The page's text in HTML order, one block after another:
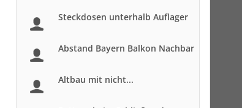
Steckdosen unterhalb Auflager
Abstand Bayern Balkon Nachbar
Altbau mit nicht...